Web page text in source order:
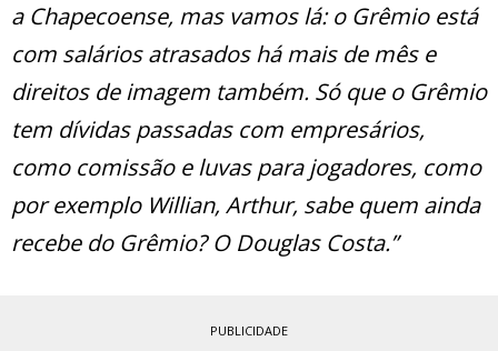
a Chapecoense, mas vamos lá: o Grêmio está
com salários atrasados há mais de mês e
direitos de imagem também. Só que o Grêmio
tem dívidas passadas com empresários,
como comissão e luvas para jogadores, como
por exemplo Willian, Arthur, sabe quem ainda
recebe do Grêmio? O Douglas Costa.”
PUBLICIDADE